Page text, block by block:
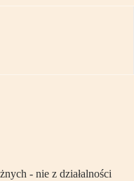
- nie z działalności